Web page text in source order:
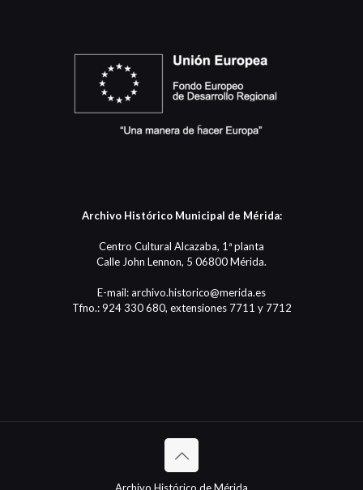
Archivo Histórico Municipal de Mérida:
Centro Cultural Alcazaba, 1ª planta
Calle John Lennon, 5 06800 Mérida.
E-mail: archivo.historico@merida.es
Tfno.: 924 330 680, extensiones 7711 y 7712